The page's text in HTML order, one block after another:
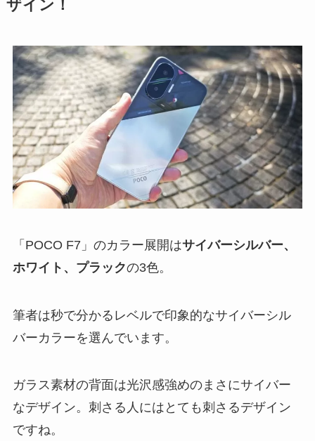
ザイン！
「POCO F7」のカラー展開はサイバーシルバー、
ホワイト、プラックの3色。
筆者は秒で分かるレベルで印象的なサイバーシル
バーカラーを選んでいます。
ガラス素材の背面は光沢感強めのまさにサイバー
なデザイン。刺さる人にはとても刺さるデザイン
ですね。